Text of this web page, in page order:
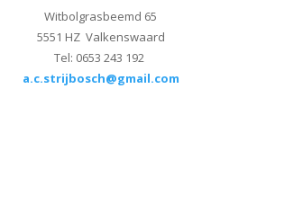
Witbolgrasbeemd 65
5551 HZ Valkenswaard
Tel: 0653 243 192
a.c.strijbosch@gmail.com